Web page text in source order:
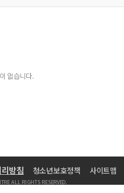
없습니다.
방침 청소년보호정책 사이트맵
ALL RIGHTS RESERVED.